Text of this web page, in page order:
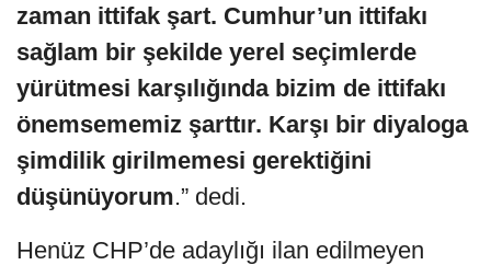
zaman ittifak şart. Cumhur’un ittifakı
sağlam bir şekilde yerel seçimlerde
yürütmesi karşılığında bizim de ittifakı
önemsememiz şarttır. Karşı bir diyaloga
şimdilik girilmemesi gerektiğini
düşünüyorum.” dedi.
Henüz CHP’de adaylığı ilan edilmeyen